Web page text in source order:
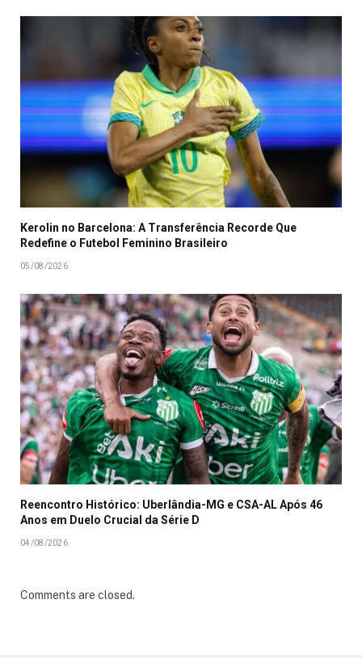
Kerolin no Barcelona: A Transferência Recorde Que
Redefine o Futebol Feminino Brasileiro
05/08/2026
Reencontro Histórico: Uberlândia-MG e CSA-AL Após 46
Anos em Duelo Crucial da Série D
04/08/2026
Comments are closed.